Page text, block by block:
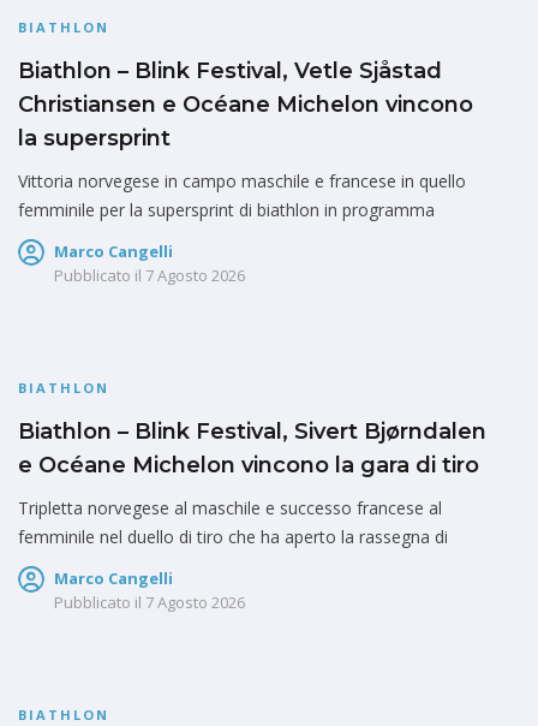
BIATHLON
Biathlon – Blink Festival, Vetle Sjåstad
Christiansen e Océane Michelon vincono
la supersprint
Vittoria norvegese in campo maschile e francese in quello
femminile per la supersprint di biathlon in programma
Marco Cangelli
Pubblicato il 7 Agosto 2026
BIATHLON
Biathlon – Blink Festival, Sivert Bjørndalen
e Océane Michelon vincono la gara di tiro
Tripletta norvegese al maschile e successo francese al
femminile nel duello di tiro che ha aperto la rassegna di
Marco Cangelli
Pubblicato il 7 Agosto 2026
BIATHLON